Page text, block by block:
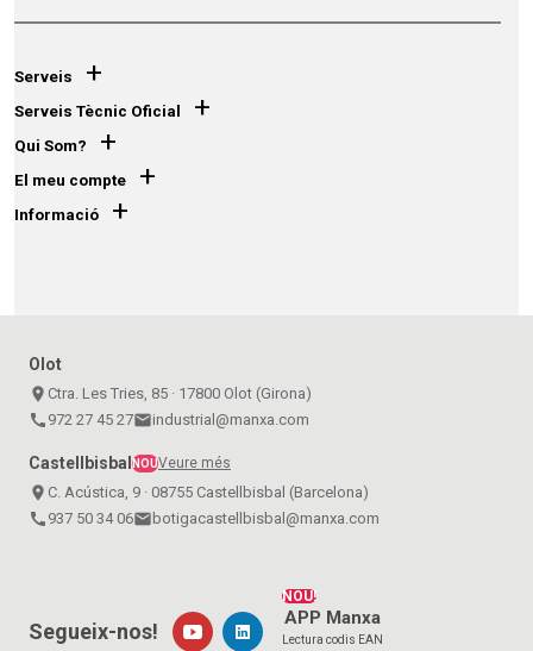
Serveis +
Serveis Tècnic Oficial +
Qui Som? +
El meu compte +
Informació +
Olot
place Ctra. Les Tries, 85 · 17800 Olot (Girona)
call 972 27 45 27emailindustrial@manxa.com
Castellbisbal NOUVeure més
place C. Acústica, 9 · 08755 Castellbisbal (Barcelona)
call 937 50 34 06email botigacastellbisbal@manxa.com
NOU!
APP Manxa
Lectura codis EAN
Segueix-nos!